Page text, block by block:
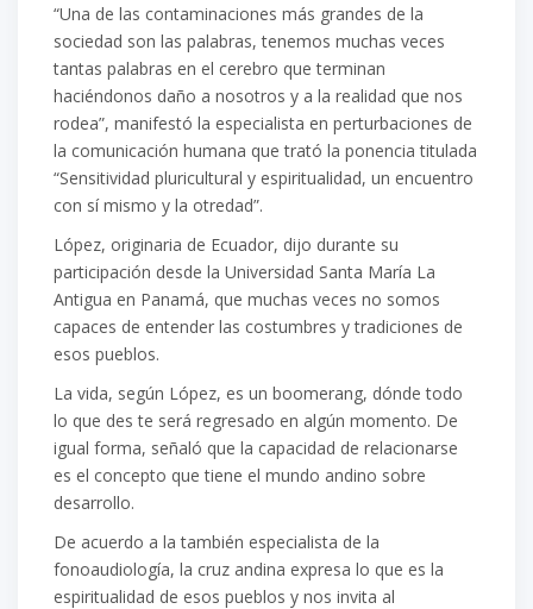
“Una de las contaminaciones más grandes de la
sociedad son las palabras, tenemos muchas veces
tantas palabras en el cerebro que terminan
haciéndonos daño a nosotros y a la realidad que nos
rodea”, manifestó la especialista en perturbaciones de
la comunicación humana que trató la ponencia titulada
“Sensitividad pluricultural y espiritualidad, un encuentro
con sí mismo y la otredad”.
López, originaria de Ecuador, dijo durante su
participación desde la Universidad Santa María La
Antigua en Panamá, que muchas veces no somos
capaces de entender las costumbres y tradiciones de
esos pueblos.
La vida, según López, es un boomerang, dónde todo
lo que des te será regresado en algún momento. De
igual forma, señaló que la capacidad de relacionarse
es el concepto que tiene el mundo andino sobre
desarrollo.
De acuerdo a la también especialista de la
fonoaudiología, la cruz andina expresa lo que es la
espiritualidad de esos pueblos y nos invita al